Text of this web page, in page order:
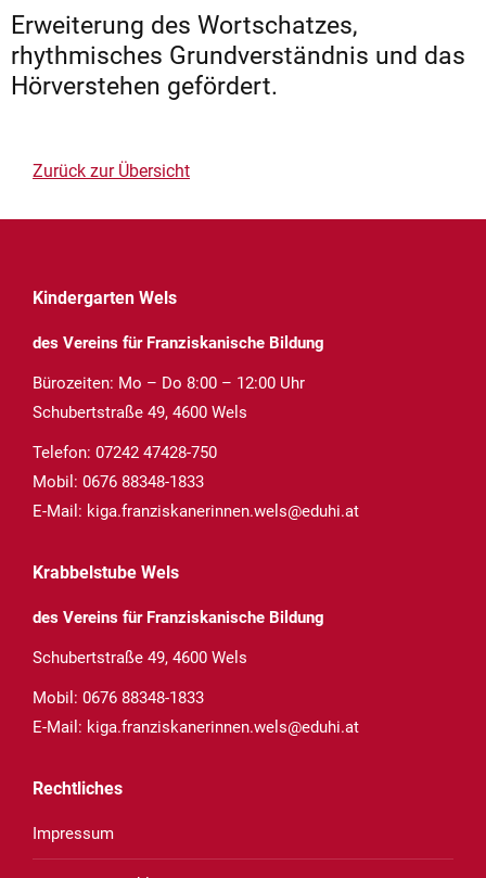
Erweiterung des Wortschatzes,
rhythmisches Grundverständnis und das
Hörverstehen gefördert.
Zurück zur Übersicht
Kindergarten Wels
des Vereins für Franziskanische Bildung
Bürozeiten: Mo – Do 8:00 – 12:00 Uhr
Schubertstraße 49, 4600 Wels
Telefon: 07242 47428-750
Mobil: 0676 88348-1833
E-Mail: kiga.franziskanerinnen.wels@eduhi.at
Krabbelstube Wels
des Vereins für Franziskanische Bildung
Schubertstraße 49, 4600 Wels
Mobil: 0676 88348-1833
E-Mail: kiga.franziskanerinnen.wels@eduhi.at
Rechtliches
Impressum